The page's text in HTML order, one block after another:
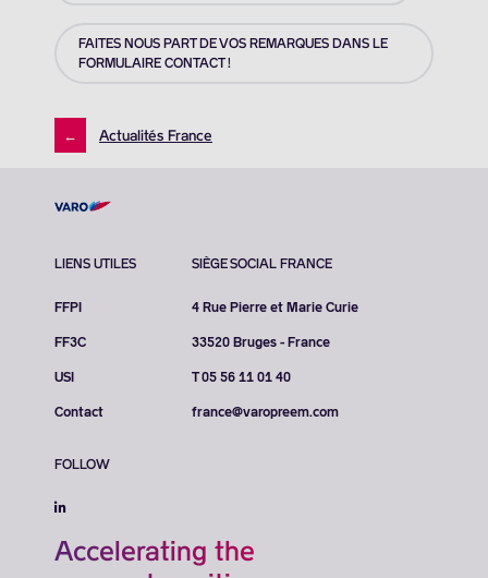
FAITES NOUS PART DE VOS REMARQUES DANS LE
FORMULAIRE CONTACT !
← Actualités France
LIENS UTILES
FFPI
FF3C
USI
Contact
SIÈGE SOCIAL FRANCE
4 Rue Pierre et Marie Curie
33520 Bruges - France
T 05 56 11 01 40
france@varopreem.com
FOLLOW
Accelerating the